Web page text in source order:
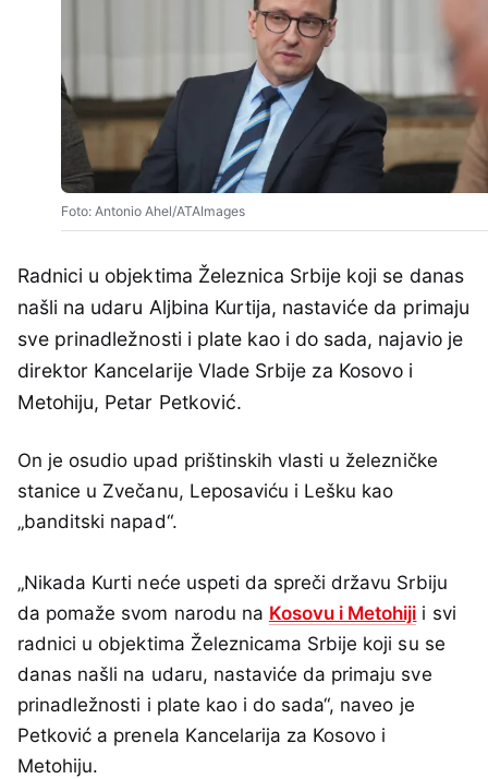
Foto: Antonio Ahel/ATAImages
Radnici u objektima Železnica Srbije koji se danas
našli na udaru Aljbina Kurtija, nastaviće da primaju
sve prinadležnosti i plate kao i do sada, najavio je
direktor Kancelarije Vlade Srbije za Kosovo i
Metohiju, Petar Petković.
On je osudio upad prištinskih vlasti u železničke
stanice u Zvečanu, Leposaviću i Lešku kao
„banditski napad“.
„Nikada Kurti neće uspeti da spreči državu Srbiju
da pomaže svom narodu na Kosovu i Metohiji i svi
radnici u objektima Železnicama Srbije koji su se
danas našli na udaru, nastaviće da primaju sve
prinadležnosti i plate kao i do sada“, naveo je
Petković a prenela Kancelarija za Kosovo i
Metohiju.